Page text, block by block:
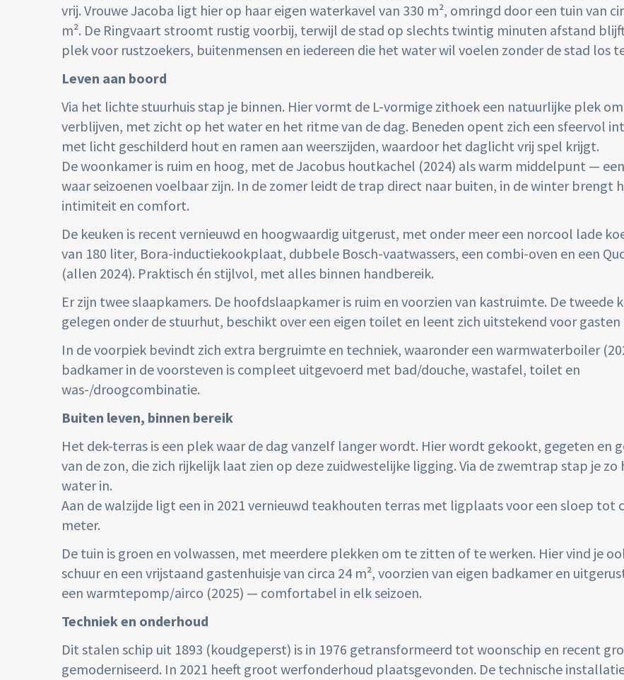
vrij. Vrouwe Jacoba ligt hier op haar eigen waterkavel van 330 m², omringd door een tuin van
m². De Ringvaart stroomt rustig voorbij, terwijl de stad op slechts twintig minuten afstand
plek voor rustzoekers, buitenmensen en iedereen die het water wil voelen zonder de stad los
Leven aan boord
Via het lichte stuurhuis stap je binnen. Hier vormt de L-vormige zithoek een natuurlijke plek
verblijven, met zicht op het water en het ritme van de dag. Beneden opent zich een sfeervol
met licht geschilderd hout en ramen aan weerszijden, waardoor het daglicht vrij spel krijgt.
De woonkamer is ruim en hoog, met de Jacobus houtkachel (2024) als warm middelpunt —
waar seizoenen voelbaar zijn. In de zomer leidt de trap direct naar buiten, in de winter brengt
intimiteit en comfort.
De keuken is recent vernieuwd en hoogwaardig uitgerust, met onder meer een norcool lade
van 180 liter, Bora-inductiekookplaat, dubbele Bosch-vaatwassers, een combi-oven en een
(allen 2024). Praktisch én stijlvol, met alles binnen handbereik.
Er zijn twee slaapkamers. De hoofdslaapkamer is ruim en voorzien van kastruimte. De tweede
gelegen onder de stuurhut, beschikt over een eigen toilet en leent zich uitstekend voor gasten
In de voorpiek bevindt zich extra bergruimte en techniek, waaronder een warmwaterboiler
badkamer in de voorsteven is compleet uitgevoerd met bad/douche, wastafel, toilet en
was-/droogcombinatie.
Buiten leven, binnen bereik
Het dek-terras is een plek waar de dag vanzelf langer wordt. Hier wordt gekookt, gegeten en
van de zon, die zich rijkelijk laat zien op deze zuidwestelijke ligging. Via de zwemtrap stap je zo
water in.
Aan de walzijde ligt een in 2021 vernieuwd teakhouten terras met ligplaats voor een sloep tot
meter.
De tuin is groen en volwassen, met meerdere plekken om te zitten of te werken. Hier vind je
schuur en een vrijstaand gastenhuisje van circa 24 m², voorzien van eigen badkamer en
een warmtepomp/airco (2025) — comfortabel in elk seizoen.
Techniek en onderhoud
Dit stalen schip uit 1893 (koudgeperst) is in 1976 getransformeerd tot woonschip en recent
gemoderniseerd. In 2021 heeft groot werfonderhoud plaatsgevonden. De technische